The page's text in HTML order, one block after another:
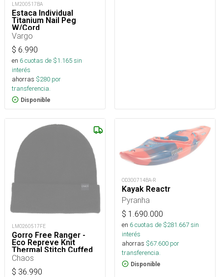
LM200517BA
Estaca Individual
Titanium Nail Peg
W/Cord
Vargo
$ 6.990
en 6cuotas de $1.165sin
interés
ahorras $280 por
transferencia.
Disponible
LMO260517FE
Gorro Free Ranger -
Eco Repreve Knit
Thermal Stitch Cuffed
Two Layer Beanie
Chaos
$ 36.990
OD300714BA-R
Kayak Reactr
Pyranha
$ 1.690.000
en 6cuotas de $281.667sin
interés
ahorras $67.600 por
transferencia.
Disponible